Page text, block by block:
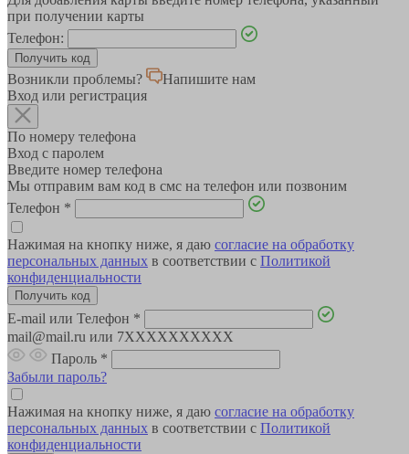
при получении карты
Телефон:
Возникли проблемы?
Напишите нам
Вход или регистрация
По номеру телефона
Вход с паролем
Введите номер телефона
Мы отправим вам код в смс на телефон или позвоним
Телефон *
Нажимая на кнопку ниже, я даю согласие на обработку
персональных данных в соответствии с Политикой
конфиденциальности
E-mail или Телефон *
mail@mail.ru или 7XXXXXXXXXX
Пароль *
Забыли пароль?
Нажимая на кнопку ниже, я даю согласие на обработку
персональных данных в соответствии с Политикой
конфиденциальности